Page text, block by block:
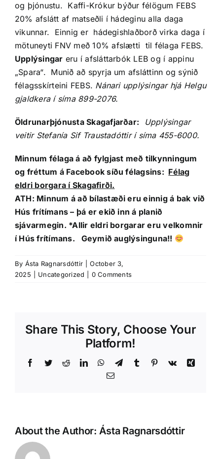
og þjónustu. Kaffi-Krókur býður félögum FEBS
20% afslátt af matseðli í hádeginu alla daga
vikunnar. Einnig er hádegishlaðborð virka daga í
mötuneyti FNV með 10% afslætti til félaga FEBS.
Upplýsingar eru í afsláttarbók LEB og í appinu
„Spara“. Munið að spyrja um afsláttinn og sýnið
félagsskírteini FEBS. Nánari upplýsingar hjá Helgu
gjaldkera í síma 899-2076.
Öldrunarþjónusta Skagafjarðar:
Upplýsingar
veitir Stefanía Sif Traustadóttir í síma 455-6000.
Minnum félaga á að fylgjast með tilkynningum
og fréttum á Facebook síðu félagsins: Félag
eldri borgara í Skagafirði.
ATH: Minnum á að bílastæði eru einnig á bak við
Hús frítímans – þá er ekið inn á planið
sjávarmegin. *Allir eldri borgarar eru velkomnir
í Hús frítímans. Geymið auglýsinguna!!
By Ásta Ragnarsdóttir
October 3,
2025
Uncategorized 0 Comments
Share This Story, Choose Your
Platform!
Facebook
TwitterRedditLinkedInWhatsApp
TelegramTumblr Pinterest
Vk
Xing
Email
About the Author: Ásta Ragnarsdóttir